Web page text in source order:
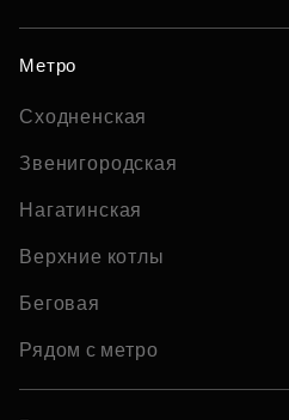
Метро
Сходненская
Звенигородская
Нагатинская
Верхние котлы
Беговая
Рядом с метро